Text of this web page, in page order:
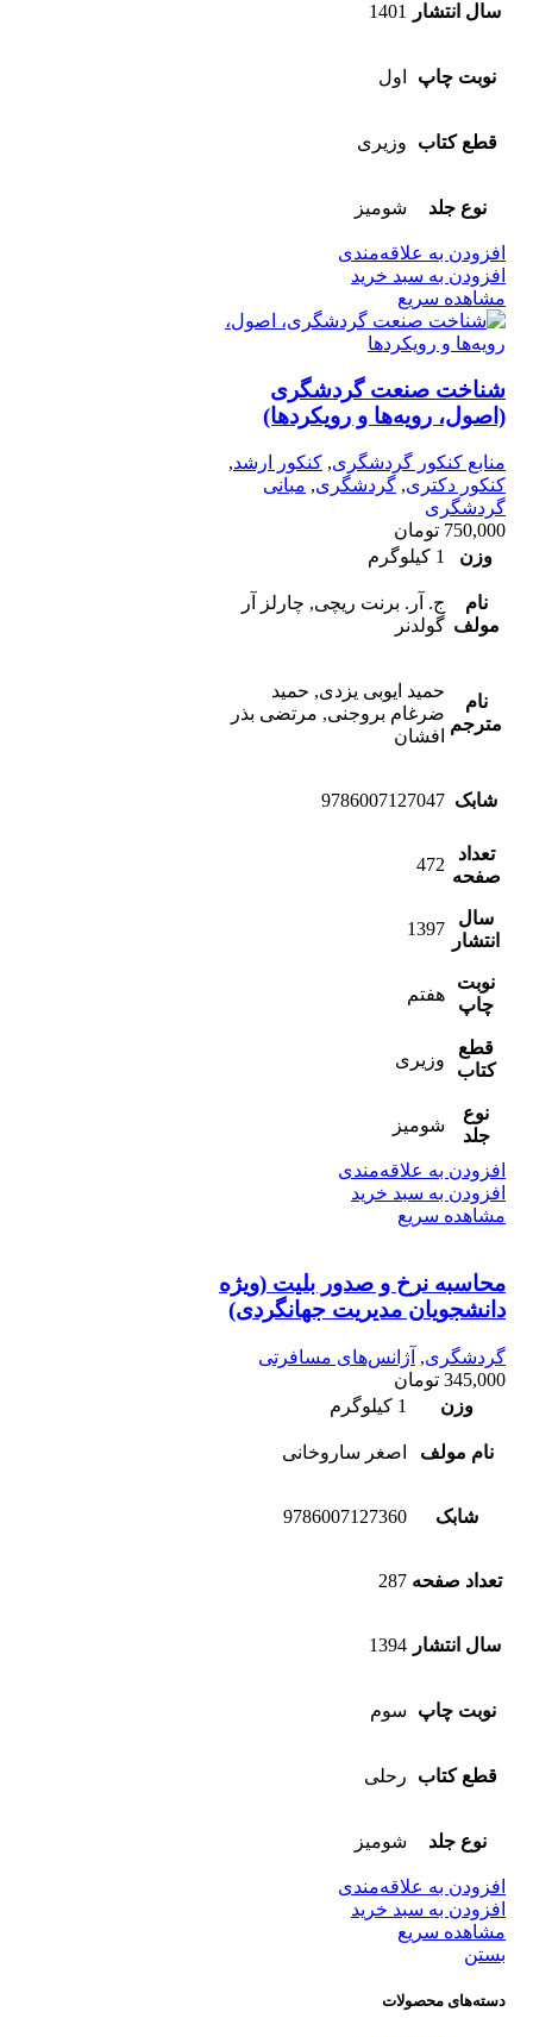
بستن
دسته‌های محصولات
سال انتشار 1401
نوبت چاپ اول
قطع کتاب وزیری
نوع جلد شومیز
افزودن به علاقه‌مندی
افزودن به سبد خرید
مشاهده سریع
شناخت صنعت گردشگری
(اصول، رویه‌ها و رویکردها)
منابع کنکور گردشگری, کنکور ارشد,
کنکور دکتری, گردشگری, مبانی
گردشگری
750,000 تومان
وزن
1 کیلوگرم
نام
مولف
ج. آر. برنت ریچی, چارلز آر
گولدنر
نام
مترجم
حمید ایوبی یزدی, حمید
ضرغام بروجنی, مرتضی بذر
افشان
شابک 9786007127047
تعداد
صفحه
472
سال
انتشار
1397
نوبت
چاپ
هفتم
قطع
کتاب
وزیری
نوع
جلد
شومیز
افزودن به علاقه‌مندی
افزودن به سبد خرید
مشاهده سریع
محاسبه نرخ و صدور بلیت (ویژه
دانشجویان مدیریت جهانگردی)
گردشگری, آژانس‌های مسافرتی
345,000 تومان
وزن
1 کیلوگرم
نام مولف اصغر ساروخانی
شابک 9786007127360
تعداد صفحه 287
سال انتشار 1394
نوبت چاپ سوم
قطع کتاب رحلی
نوع جلد شومیز
افزودن به علاقه‌مندی
افزودن به سبد خرید
مشاهده سریع